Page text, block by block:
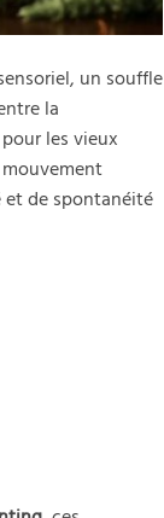
un souffle
la
les vieux
et de spontanéité